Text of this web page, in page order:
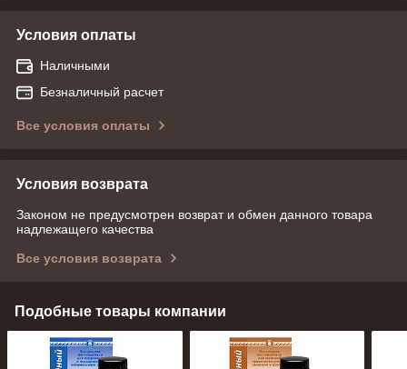
Условия оплаты
Наличными
Безналичный расчет
Все условия оплаты
Условия возврата
Законом не предусмотрен возврат и обмен данного товара
надлежащего качества
Все условия возврата
Подобные товары компании